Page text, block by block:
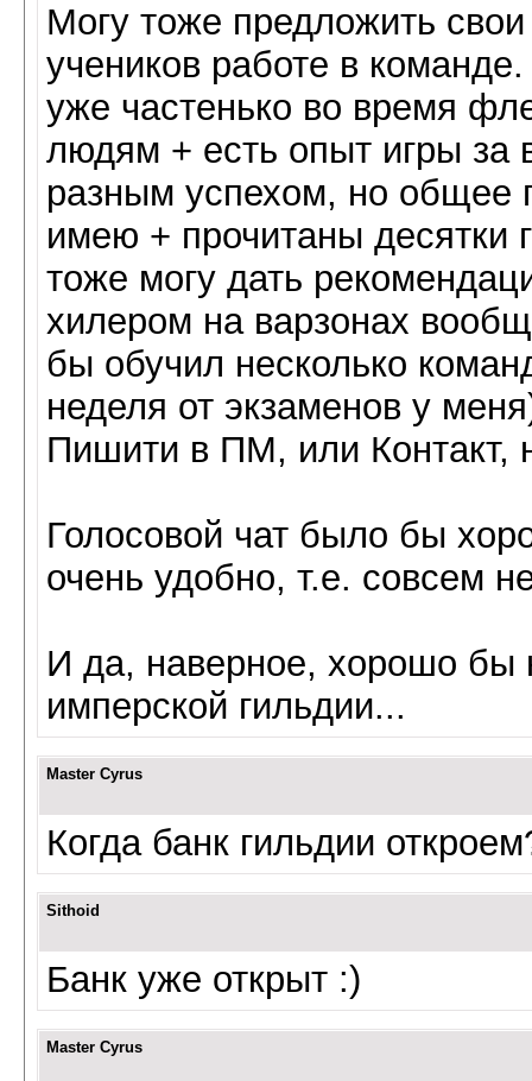
Могу тоже предложить
учеников работе в
уже частенько во время
людям + есть опыт игры за
разным успехом, но общее
имею + прочитаны десятки
тоже могу дать
хилером на варзонах
бы обучил несколько
неделя от экзаменов у
Пишити в ПМ, или Контакт,
Голосовой чат было бы
очень удобно, т.е. совсем
И да, наверное, хорошо бы
имперской гильдии...
Master Cyrus
Когда банк гильдии
Sithoid
Банк уже открыт :)
Master Cyrus